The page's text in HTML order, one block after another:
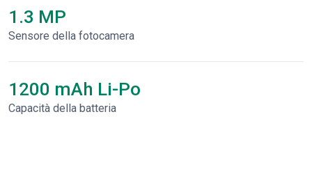
1.3 MP
Sensore della fotocamera
1200 mAh Li-Po
Capacità della batteria